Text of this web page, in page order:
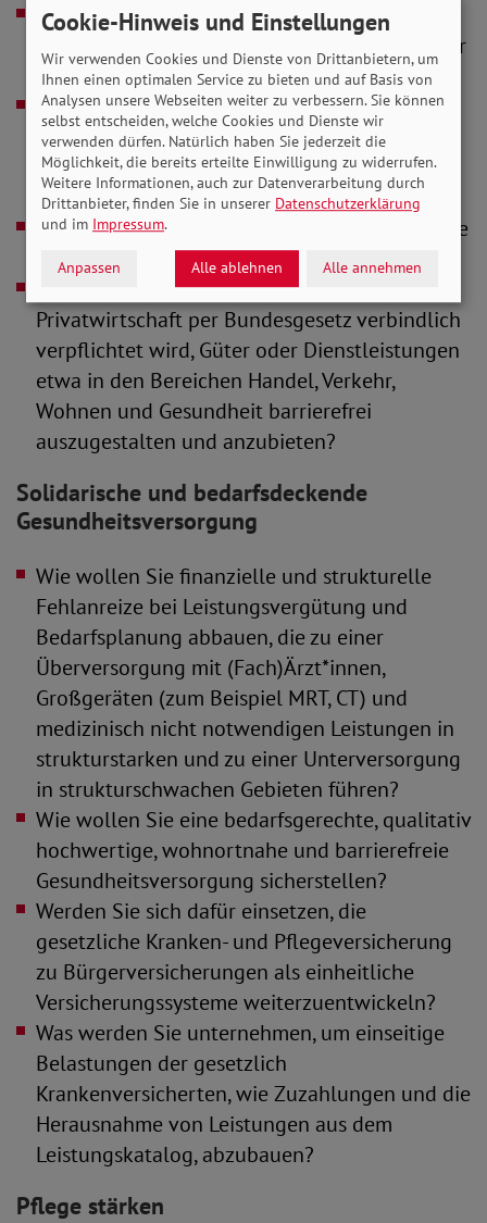
Wie wollen Sie diese Gruppe, die oft auch
langzeitarbeitslos und in höherem Lebensalter
ist, unterstützen?
Wie werden Sie sich dafür einsetzen, dass
inklusive Bildung und Ausbildung für junge
Menschen mit und ohne Behinderungen
verwirklicht werden?
Welche konkreten Initiativen auf Bundesebene
unterstützen Sie hierbei?
Setzen Sie sich dafür ein, dass die
Privatwirtschaft per Bundesgesetz verbindlich
verpflichtet wird, Güter oder Dienstleistungen
etwa in den Bereichen Handel, Verkehr,
Wohnen und Gesundheit barrierefrei
auszugestalten und anzubieten?
Solidarische und bedarfsdeckende
Gesundheitsversorgung
Wie wollen Sie finanzielle und strukturelle
Fehlanreize bei Leistungsvergütung und
Bedarfsplanung abbauen, die zu einer
Überversorgung mit (Fach)Ärzt*innen,
Großgeräten (zum Beispiel MRT, CT) und
medizinisch nicht notwendigen Leistungen in
strukturstarken und zu einer Unterversorgung
in strukturschwachen Gebieten führen?
Wie wollen Sie eine bedarfsgerechte, qualitativ
hochwertige, wohnortnahe und barrierefreie
Gesundheitsversorgung sicherstellen?
Werden Sie sich dafür einsetzen, die
gesetzliche Kranken- und Pflegeversicherung
zu Bürgerversicherungen als einheitliche
Versicherungssysteme weiterzuentwickeln?
Was werden Sie unternehmen, um einseitige
Belastungen der gesetzlich
Krankenversicherten, wie Zuzahlungen und die
Herausnahme von Leistungen aus dem
Leistungskatalog, abzubauen?
Pflege stärken
Cookie-Hinweis und Einstellungen
Wir verwenden Cookies und Dienste von Drittanbietern, um
Ihnen einen optimalen Service zu bieten und auf Basis von
Analysen unsere Webseiten weiter zu verbessern. Sie können
selbst entscheiden, welche Cookies und Dienste wir
verwenden dürfen. Natürlich haben Sie jederzeit die
Möglichkeit, die bereits erteilte Einwilligung zu widerrufen.
Weitere Informationen, auch zur Datenverarbeitung durch
Drittanbieter, finden Sie in unserer Datenschutzerklärung
und im Impressum.
Anpassen Alle ablehnen Alle annehmen